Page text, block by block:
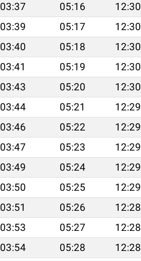
03:37 05:16 12:30
03:39 05:17 12:30
03:40 05:18 12:30
03:41 05:19 12:30
03:43 05:20 12:30
03:44 05:21 12:29
03:46 05:22 12:29
03:47 05:23 12:29
03:49 05:24 12:29
03:50 05:25 12:29
03:51 05:26 12:28
03:53 05:27 12:28
03:54 05:28 12:28